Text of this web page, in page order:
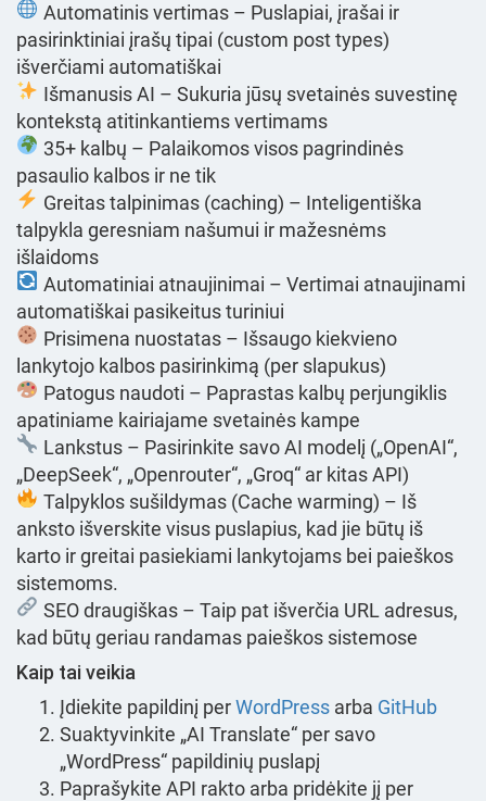
Automatinis vertimas – Puslapiai, įrašai ir
pasirinktiniai įrašų tipai (custom post types)
išverčiami automatiškai
Išmanusis AI – Sukuria jūsų svetainės suvestinę
kontekstą atitinkantiems vertimams
35+ kalbų – Palaikomos visos pagrindinės
pasaulio kalbos ir ne tik
Greitas talpinimas (caching) – Inteligentiška
talpykla geresniam našumui ir mažesnėms
išlaidoms
Automatiniai atnaujinimai – Vertimai atnaujinami
automatiškai pasikeitus turiniui
Prisimena nuostatas – Išsaugo kiekvieno
lankytojo kalbos pasirinkimą (per slapukus)
Patogus naudoti – Paprastas kalbų perjungiklis
apatiniame kairiajame svetainės kampe
Lankstus – Pasirinkite savo AI modelį („OpenAI“,
„DeepSeek“, „Openrouter“, „Groq“ ar kitas API)
Talpyklos sušildymas (Cache warming) – Iš
anksto išverskite visus puslapius, kad jie būtų iš
karto ir greitai pasiekiami lankytojams bei paieškos
sistemoms.
SEO draugiškas – Taip pat išverčia URL adresus,
kad būtų geriau randamas paieškos sistemose
Kaip tai veikia
Įdiekite papildinį perWordPress arba GitHub
Suaktyvinkite „AI Translate“ per savo
„WordPress“ papildinių puslapį
Paprašykite API rakto arba pridėkite jį per